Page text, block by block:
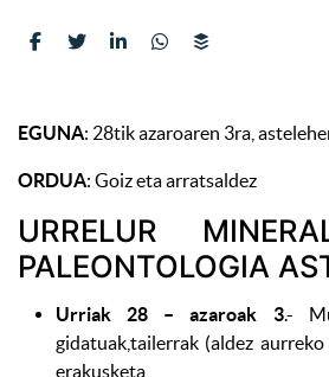
EGUNA: 28tik azaroaren 3ra,
ORDUA: Goiz eta arratsaldez
URRELUR
PALEONTOLOGIA
Urriak 28 – azaroak 3.-
gidatuak,tailerrak (aldez
erakusketa